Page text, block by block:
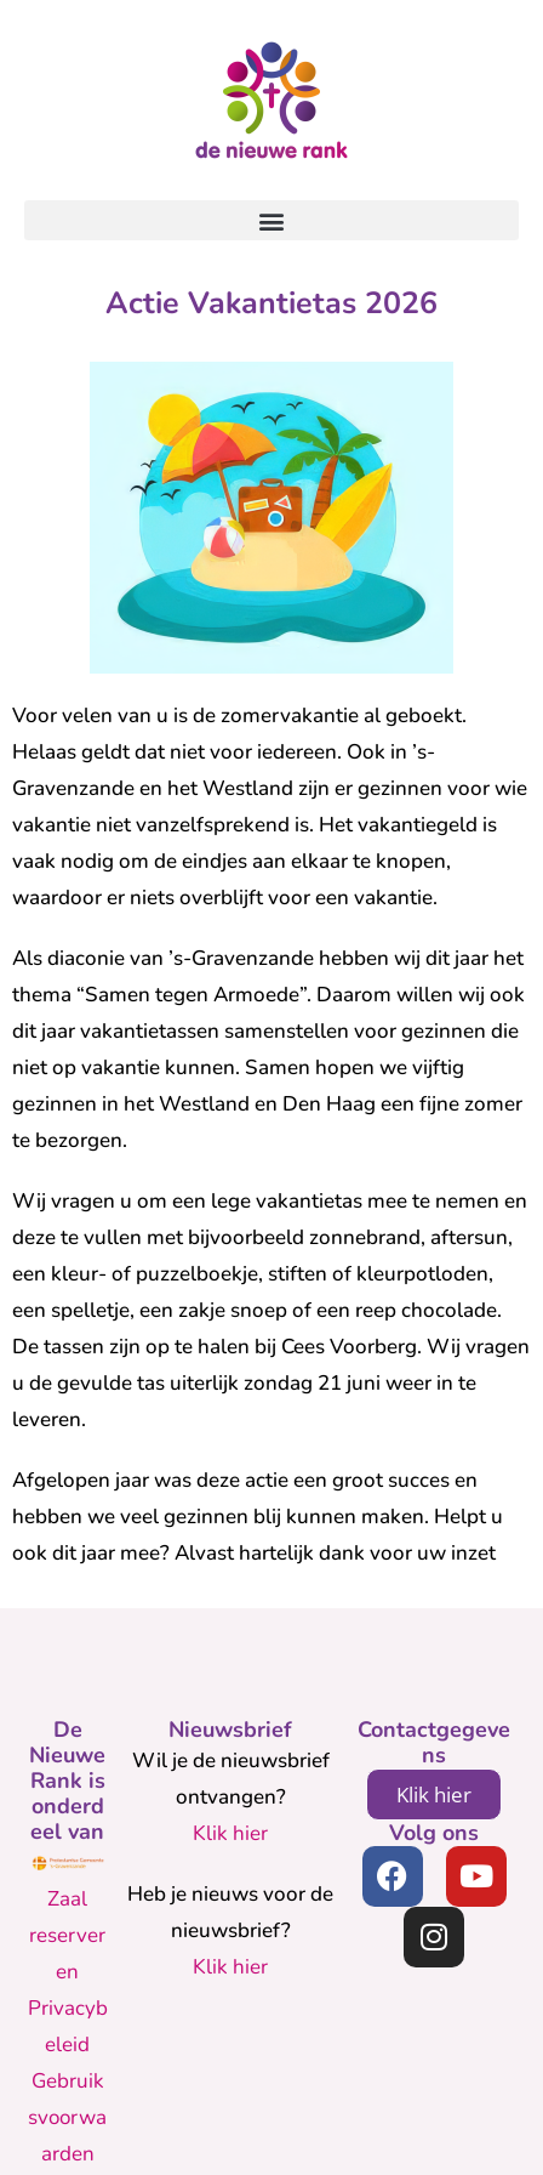
Actie Vakantietas 2026
Voor velen van u is de zomervakantie al geboekt.
Helaas geldt dat niet voor iedereen. Ook in ’s-
Gravenzande en het Westland zijn er gezinnen voor wie
vakantie niet vanzelfsprekend is. Het vakantiegeld is
vaak nodig om de eindjes aan elkaar te knopen,
waardoor er niets overblijft voor een vakantie.
Als diaconie van ’s-Gravenzande hebben wij dit jaar het
thema “Samen tegen Armoede”. Daarom willen wij ook
dit jaar vakantietassen samenstellen voor gezinnen die
niet op vakantie kunnen. Samen hopen we vijftig
gezinnen in het Westland en Den Haag een fijne zomer
te bezorgen.
Wij vragen u om een lege vakantietas mee te nemen en
deze te vullen met bijvoorbeeld zonnebrand, aftersun,
een kleur- of puzzelboekje, stiften of kleurpotloden,
een spelletje, een zakje snoep of een reep chocolade.
De tassen zijn op te halen bij Cees Voorberg. Wij vragen
u de gevulde tas uiterlijk zondag 21 juni weer in te
leveren.
Afgelopen jaar was deze actie een groot succes en
hebben we veel gezinnen blij kunnen maken. Helpt u
ook dit jaar mee? Alvast hartelijk dank voor uw inzet
Nieuwsbrief
Wil je de nieuwsbrief
ontvangen?
Klik hier
Heb je nieuws voor de
nieuwsbrief?
Klik hier
De
Nieuwe
Rank is
onderd
eel van
Zaal
reserver
en
Privacyb
eleid
Gebruik
svoorwa
arden
Contactgegeve
ns
Klik hier
Volg ons